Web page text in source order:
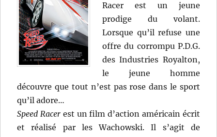
Racer est un jeune
prodige du volant.
Lorsque qu’il refuse une
offre du corrompu P.D.G.
des Industries Royalton,
le jeune homme
découvre que tout n’est pas rose dans le sport
qu’il adore…
Speed Racer est un film d’action américain écrit
et réalisé par les Wachowski. Il s’agit de